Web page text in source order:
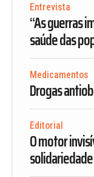
Entrevista
“As guerras
saúde das
Medicamentos
Drogas
Editorial
O motor